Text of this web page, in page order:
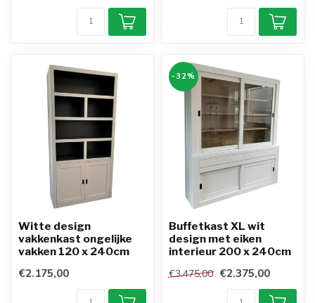
Witte design
vakkenkast ongelijke
vakken 120 x 240cm
€2.175,00
-32%
Buffetkast XL wit
design met eiken
interieur 200 x 240cm
€3.475,00 €2.375,00